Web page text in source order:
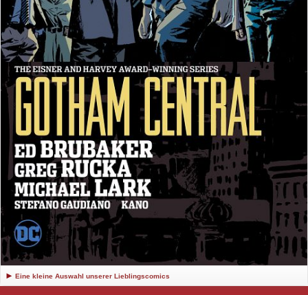
Eine kleine Auswahl unserer Lieblingscomics